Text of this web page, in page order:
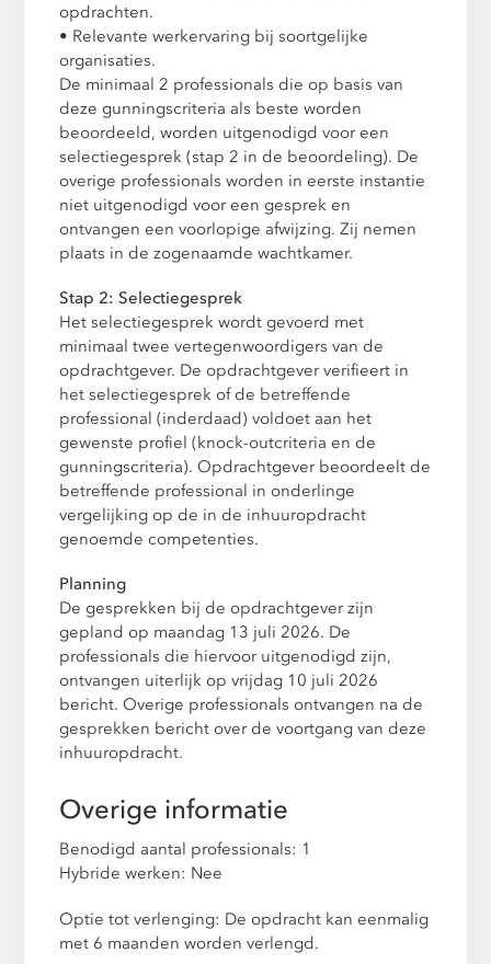
opdrachten.
• Relevante werkervaring bij soortgelijke
organisaties.
De minimaal 2 professionals die op basis van
deze gunningscriteria als beste worden
beoordeeld, worden uitgenodigd voor een
selectiegesprek (stap 2 in de beoordeling). De
overige professionals worden in eerste instantie
niet uitgenodigd voor een gesprek en
ontvangen een voorlopige afwijzing. Zij nemen
plaats in de zogenaamde wachtkamer.
Stap 2: Selectiegesprek
Het selectiegesprek wordt gevoerd met
minimaal twee vertegenwoordigers van de
opdrachtgever. De opdrachtgever verifieert in
het selectiegesprek of de betreffende
professional (inderdaad) voldoet aan het
gewenste profiel (knock-outcriteria en de
gunningscriteria). Opdrachtgever beoordeelt de
betreffende professional in onderlinge
vergelijking op de in de inhuuropdracht
genoemde competenties.
Planning
De gesprekken bij de opdrachtgever zijn
gepland op maandag 13 juli 2026. De
professionals die hiervoor uitgenodigd zijn,
ontvangen uiterlijk op vrijdag 10 juli 2026
bericht. Overige professionals ontvangen na de
gesprekken bericht over de voortgang van deze
inhuuropdracht.
Overige informatie
Benodigd aantal professionals: 1
Hybride werken: Nee
Optie tot verlenging: De opdracht kan eenmalig
met 6 maanden worden verlengd.